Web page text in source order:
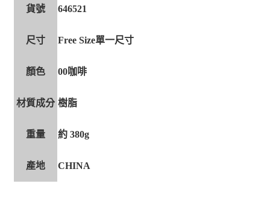
貨號 646521
尺寸 Free Size單一尺寸
顏色 00咖啡
材質成分 樹脂
重量 約 380g
產地 CHINA